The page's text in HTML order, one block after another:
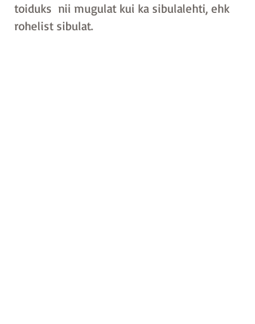
toiduks  nii mugulat kui ka sibulalehti, ehk
rohelist sibulat.